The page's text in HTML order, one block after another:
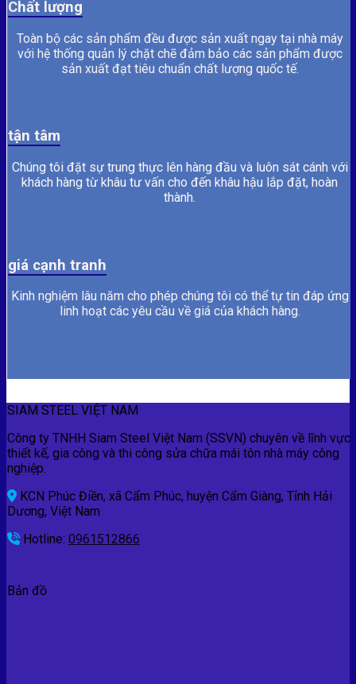
Chất lượng
Toàn bộ các sản phẩm đều được sản xuất ngay tại nhà máy
với hệ thống quản lý chặt chẽ đảm bảo các sản phẩm được
sản xuất đạt tiêu chuẩn chất lượng quốc tế.
tận tâm
Chúng tôi đặt sự trung thực lên hàng đầu và luôn sát cánh với
khách hàng từ khâu tư vấn cho đến khâu hậu lắp đặt, hoàn
thành.
giá cạnh tranh
Kinh nghiệm lâu năm cho phép chúng tôi có thể tự tin đáp ứng
linh hoạt các yêu cầu về giá của khách hàng.
SIAM STEEL VIỆT NAM
Công ty TNHH Siam Steel Việt Nam (SSVN) chuyên về lĩnh vực
thiết kế, gia công và thi công sửa chữa mái tôn nhà máy công
nghiệp.
KCN Phúc Điền, xã Cẩm Phúc, huyện Cẩm Giàng, Tỉnh Hải
Dương, Việt Nam
Hotline: 0961512866
Bản đồ